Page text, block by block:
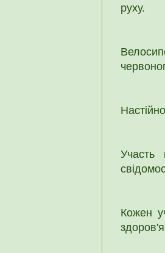
руху.
Участь
Кожен